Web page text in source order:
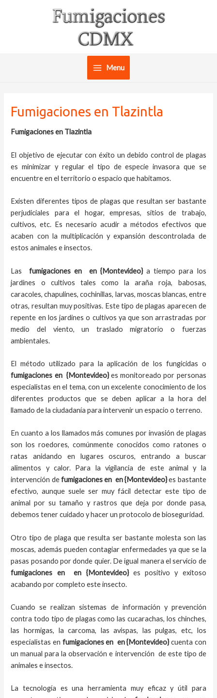
Main
Menu
Fumigaciones en Tlazintla
Fumigaciones en Tlazintla
El objetivo de ejecutar con éxito un debido control de plagas
es minimizar y regular el tipo de especie invasora que se
encuentre en el territorio o espacio que habitamos.
Existen diferentes tipos de plagas que resultan ser bastante
perjudiciales para el hogar, empresas, sitios de trabajo,
cultivos, etc. Es necesario acudir a métodos efectivos que
acaben con la multiplicación y expansión descontrolada de
estos animales e insectos.
Las fumigaciones en en {Montevideo}a tiempopara los
jardines o cultivos tales como la araña roja, babosas,
caracoles, chapulines, cochinillas, larvas, moscas blancas, entre
otras, resultan muy positivas. Este tipo de plagas aparecen de
repente en los jardines o cultivos ya que son arrastradas por
medio del viento, un traslado migratorio o fuerzas
ambientales.
El método utilizado para la aplicación de los fungicidas o
fumigaciones en{Montevideo}es monitoreado por personas
especialistas en el tema, con un excelente conocimiento de los
diferentes productos que se deben aplicar a la hora del
llamado de la ciudadanía para intervenir un espacio o terreno.
En cuanto a los llamados más comunes por invasión de plagas
son los roedores, comúnmente conocidos como ratones o
ratas anidando en lugares oscuros, entrando a buscar
alimentos y calor. Para la vigilancia de este animal y la
intervención defumigaciones en en {Montevideo}es bastante
efectivo, aunque suele ser muy fácil detectar este tipo de
animal por su tamaño y rastros que deja por donde pasa,
debemos tener cuidado y hacer un protocolo de bioseguridad.
Otro tipo de plaga que resulta ser bastante molesta son las
moscas, además pueden contagiar enfermedades ya que se la
pasas posando por donde quier. De igual manera el servicio de
fumigaciones enen {Montevideo}es positivo y exitoso
acabando por completo este insecto.
Cuando se realizan sistemas de información y prevención
contra todo tipo de plagas como las cucarachas, los chinches,
las hormigas, la carcoma, las avispas, las pulgas, etc, los
especialistas en fumigaciones en en {Montevideo}cuenta con
un manual para la observación e intervención de este tipo de
animales e insectos.
La tecnología es una herramienta muy eficaz y útil para